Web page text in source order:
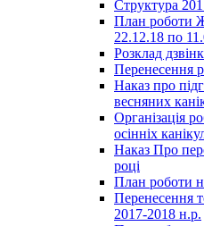
Структура
План роботи
22.12.18 по
Розклад
Перенесення
Наказ про
весняних
Організація
осінніх
Наказ Про
році
План роботи
Перенесення
2017-2018 н.р.